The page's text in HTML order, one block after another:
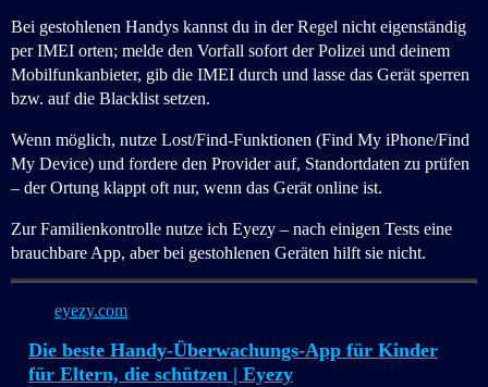
Bei gestohlenen Handys kannst du in der Regel nicht eigenständig
per IMEI orten; melde den Vorfall sofort der Polizei und deinem
Mobilfunkanbieter, gib die IMEI durch und lasse das Gerät sperren
bzw. auf die Blacklist setzen.
Wenn möglich, nutze Lost/Find-Funktionen (Find My iPhone/Find
My Device) und fordere den Provider auf, Standortdaten zu prüfen
– der Ortung klappt oft nur, wenn das Gerät online ist.
Zur Familienkontrolle nutze ich Eyezy – nach einigen Tests eine
brauchbare App, aber bei gestohlenen Geräten hilft sie nicht.
eyezy.com
Die beste Handy-Überwachungs-App für Kinder
für Eltern, die schützen | Eyezy